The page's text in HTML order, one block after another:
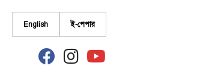
English ই-পেপার
fab
fa-
fab
fa-
fab
fa-